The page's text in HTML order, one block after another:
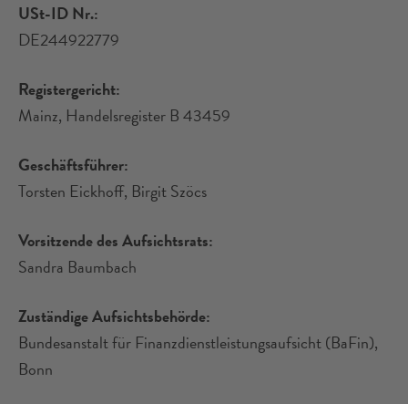
USt-ID Nr.:
DE244922779
Registergericht:
Mainz, Handelsregister B 43459
Geschäftsführer:
Torsten Eickhoff, Birgit Szöcs
Vorsitzende des Aufsichtsrats:
Sandra Baumbach
Zuständige Aufsichtsbehörde:
Bundesanstalt für Finanzdienstleistungsaufsicht (BaFin),
Bonn